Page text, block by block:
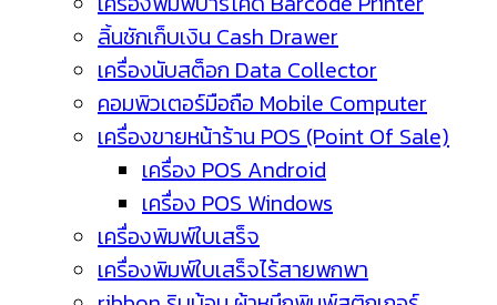
ลิ้นชักเก็บเงิน Cash Drawer
เครื่องนับสต็อก Data Collector
คอมพิวเตอร์มือถือ Mobile Computer
เครื่องขายหน้าร้าน POS (Point Of Sale)
เครื่อง POS Android
เครื่อง POS Windows
เครื่องพิมพ์ใบเสร็จ
เครื่องพิมพ์ใบเสร็จไร้สายพกพา